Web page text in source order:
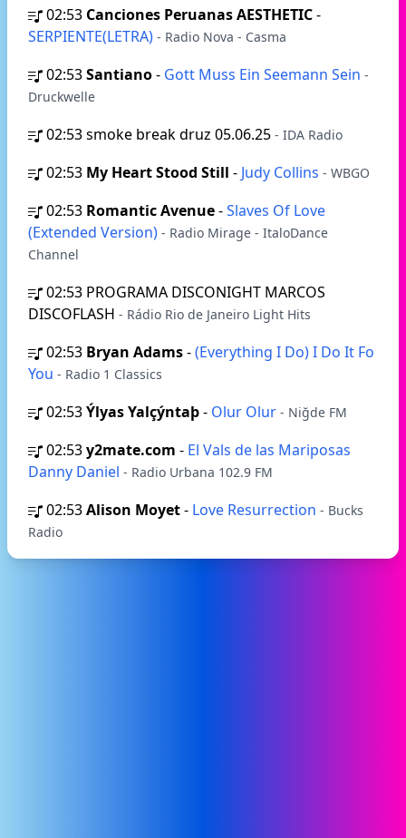
02:53 Canciones Peruanas AESTHETIC-
SERPIENTE(LETRA) - Radio Nova - Casma
02:53Santiano- Gott Muss Ein Seemann Sein -
Druckwelle
02:53smoke break druz 05.06.25 - IDA Radio
02:53 My Heart Stood Still - Judy Collins - WBGO
02:53 Romantic Avenue-Slaves Of Love
(Extended Version) - Radio Mirage - ItaloDance
Channel
02:53 PROGRAMA DISCONIGHT MARCOS
DISCOFLASH - Rádio Rio de Janeiro Light Hits
02:53 Bryan Adams-(Everything I Do) I Do It Fo
You - Radio 1 Classics
02:53Ýlyas Yalçýntaþ- Olur Olur - Niğde FM
02:53y2mate.com - El Vals de las Mariposas
Danny Daniel - Radio Urbana 102.9 FM
02:53Alison Moyet- Love Resurrection - Bucks
Radio